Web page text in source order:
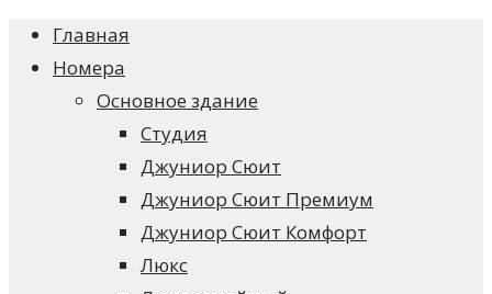
Главная
Номера
Основное здание
Студия
Джуниор Сюит
Джуниор Сюит Премиум
Джуниор Сюит Комфорт
Люкс